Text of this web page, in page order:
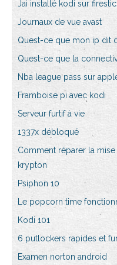
Jai installé kodi sur
Journaux de vue avast
Quest-ce que mon ip dit
Quest-ce que la
Nba league pass sur
Framboise pi avec kodi
Serveur furtif à vie
1337x débloqué
Comment réparer la
krypton
Psiphon 10
Le popcorn time
Kodi 101
6 putlockers rapides et
Examen norton android